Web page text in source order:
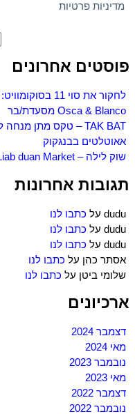
מדיניות פרטיות
פוסטים אחרונים
לחקור את סוי 11 בסוקומוויט: מרכז חיי הלילה של בנגקוק
Osca & Blanco מסעדת/בר
TAK BAT – טקס מתן מנחה לנזירים
אאוטלטים בבנגקוק
שוק לילה – Liab duan Market – בבנגקוק
תגובות אחרונות
dudu על כתבו לנו
dudu על כתבו לנו
dudu על כתבו לנו
אסתר כהן על כתבו לנו
שלומי ביטן על כתבו לנו
ארכיונים
דצמבר 2024
מאי 2024
נובמבר 2023
מאי 2023
דצמבר 2022
נובמבר 2022